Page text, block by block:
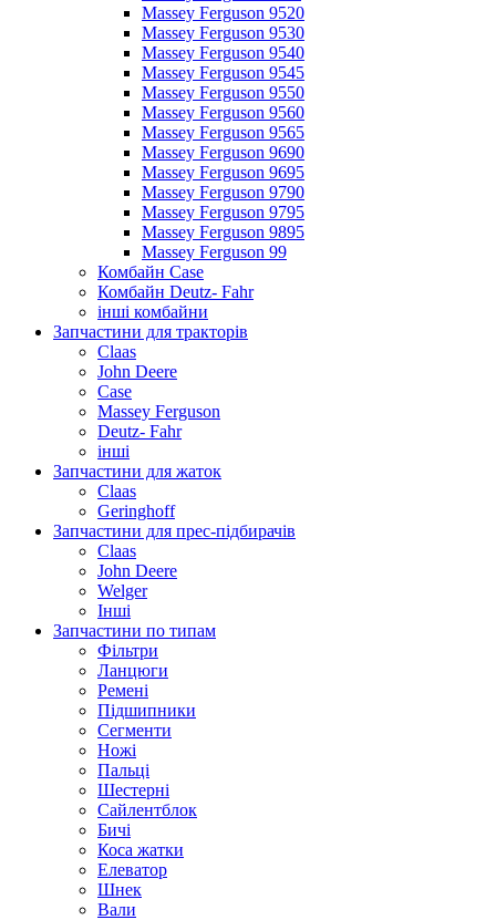
Massey Ferguson 9520
Massey Ferguson 9530
Massey Ferguson 9540
Massey Ferguson 9545
Massey Ferguson 9550
Massey Ferguson 9560
Massey Ferguson 9565
Massey Ferguson 9690
Massey Ferguson 9695
Massey Ferguson 9790
Massey Ferguson 9795
Massey Ferguson 9895
Massey Ferguson 99
Комбайн Case
Комбайн Deutz- Fahr
інші комбайни
Запчастини для тракторів
Claas
John Deere
Case
Massey Ferguson
Deutz- Fahr
інші
Запчастини для жаток
Claas
Geringhoff
Запчастини для прес-підбирачів
Claas
John Deere
Welger
Інші
Запчастини по типам
Фільтри
Ланцюги
Ремені
Підшипники
Сегменти
Ножі
Пальці
Шестерні
Сайлентблок
Бичі
Коса жатки
Елеватор
Шнек
Вали